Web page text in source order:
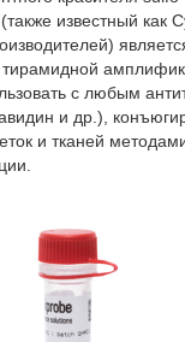
известный как
с любым
и др.),
и тканей